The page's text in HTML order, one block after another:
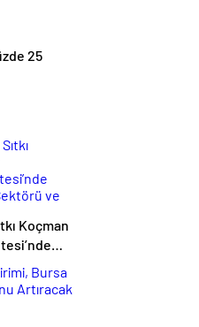
25
Koçman
ve
Buluştu